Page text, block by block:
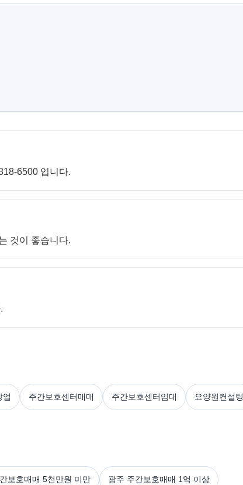
6500 입니다.
것이 좋습니다.
업 주간보호센터매매 주간보호센터임대 요양원컨설팅
보호매매 5천만원 미만 광주 주간보호매매 1억 이상